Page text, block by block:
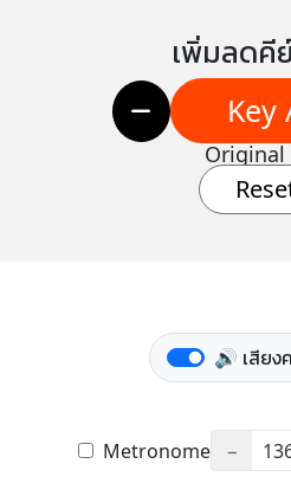
เพิ่มลดคี
Key
Original
🔊 เสียง
Metronome −